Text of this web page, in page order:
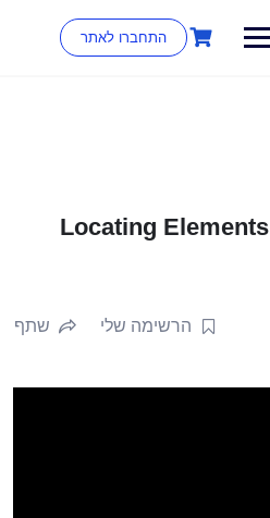
התחברו לאתר
מגזין האוטומציה – Locating Elements
הרשימה שלי שתף